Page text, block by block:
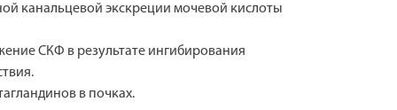
канальцевой экскреции мочевой кислоты
СКФ в результате ингибирования
в почках.